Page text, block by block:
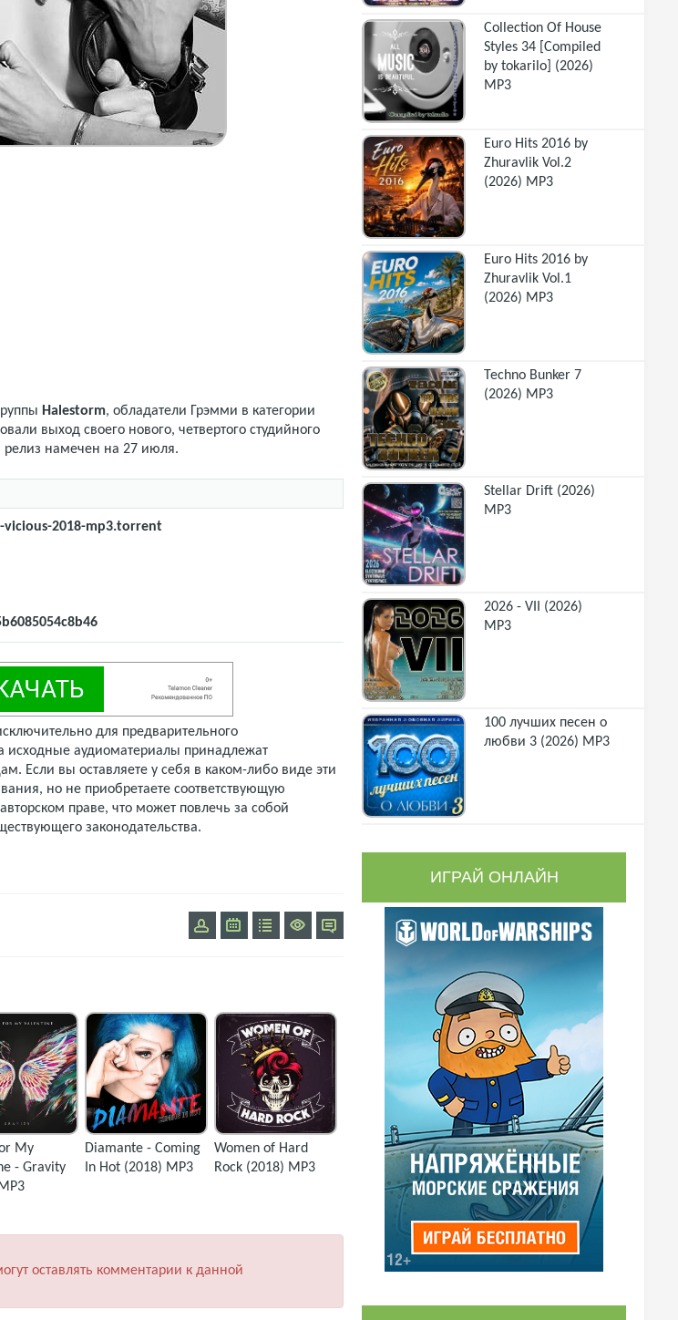
Halestorm, обладатели Грэмми в категории
выход своего нового, четвертого студийного
релиз намечен на 27 июля.
vicious-2018-mp3.torrent
для предварительного
исходные аудиоматериалы принадлежат
Если вы оставляете у себя в каком-либо виде эти
но не приобретаете соответствующую
праве, что может повлечь за собой
законодательства.
My
- Gravity
Diamante - Coming
In Hot (2018) MP3
Women of Hard
Rock (2018) MP3
оставлять комментарии к данной
Collection Of House
Styles 34 [Compiled
by tokarilo] (2026)
MP3
Euro Hits 2016 by
Zhuravlik Vol.2
(2026) MP3
Euro Hits 2016 by
Zhuravlik Vol.1
(2026) MP3
Techno Bunker 7
(2026) MP3
Stellar Drift (2026)
MP3
2026 - VII (2026)
MP3
100 лучших песен о
любви 3 (2026) MP3
ИГРАЙ ОНЛАЙН